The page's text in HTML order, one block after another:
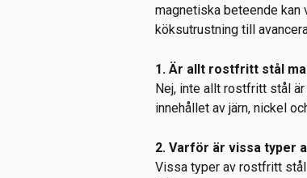
magnetiska beteende kan
köksutrustning till
1. Är allt rostfritt stål
Nej, inte allt rostfritt stål
innehållet av järn, nickel
2. Varför är vissa typer
Vissa typer av rostfritt stål